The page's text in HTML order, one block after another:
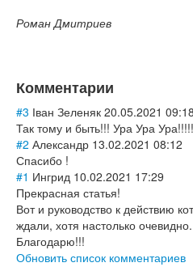
Роман Дмитриев
Комментарии
#3 Іван Зеленяк 20.05.2021 09:18
Так тому и быть!!! Ура Ура
#2 Александр 13.02.2021 08:12
Спасибо !
#1 Ингрид 10.02.2021 17:29
Прекрасная статья!
Вот и руководство к действию
ждали, хотя настолько
Благодарю!!!
Обновить список комментариев